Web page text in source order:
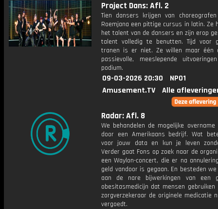
Project Dans: Afl. 2
Tien dansers krijgen van
Roemjana een pittige cursus in latin. Ze
het talent van de dansers en zijn erop
talent volledig te benutten. Tijd voor
tranen is er niet. Ze willen maar één
passievolle, meeslepende
podium.
09-03-2026 20:30
NPO1
Amusement.TV
Alle
Radar: Afl. 8
We behandelen de mogelijke overname
door een Amerikaans bedrijf. Wat
voor jouw data en kun je leven
Verder gaat Fons op zoek naar de
een Waylon-concert, die er na
geld vandoor is gegaan. En besteden
aan de nare bijwerkingen van een
obesitasmedicijn dat mensen gebruiken
zorgverzekeraar de originele medicatie
vergoedt.